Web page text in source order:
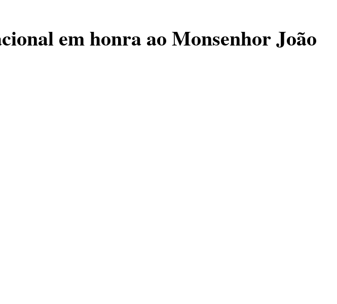
em honra ao Monsenhor João